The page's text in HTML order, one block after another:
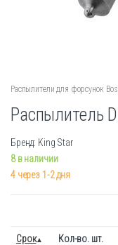
Распылители для форсунок
Распылитель
Бренд: King Star
8 в наличии
4 через 1-2 дня
Срок Кол-во. шт.